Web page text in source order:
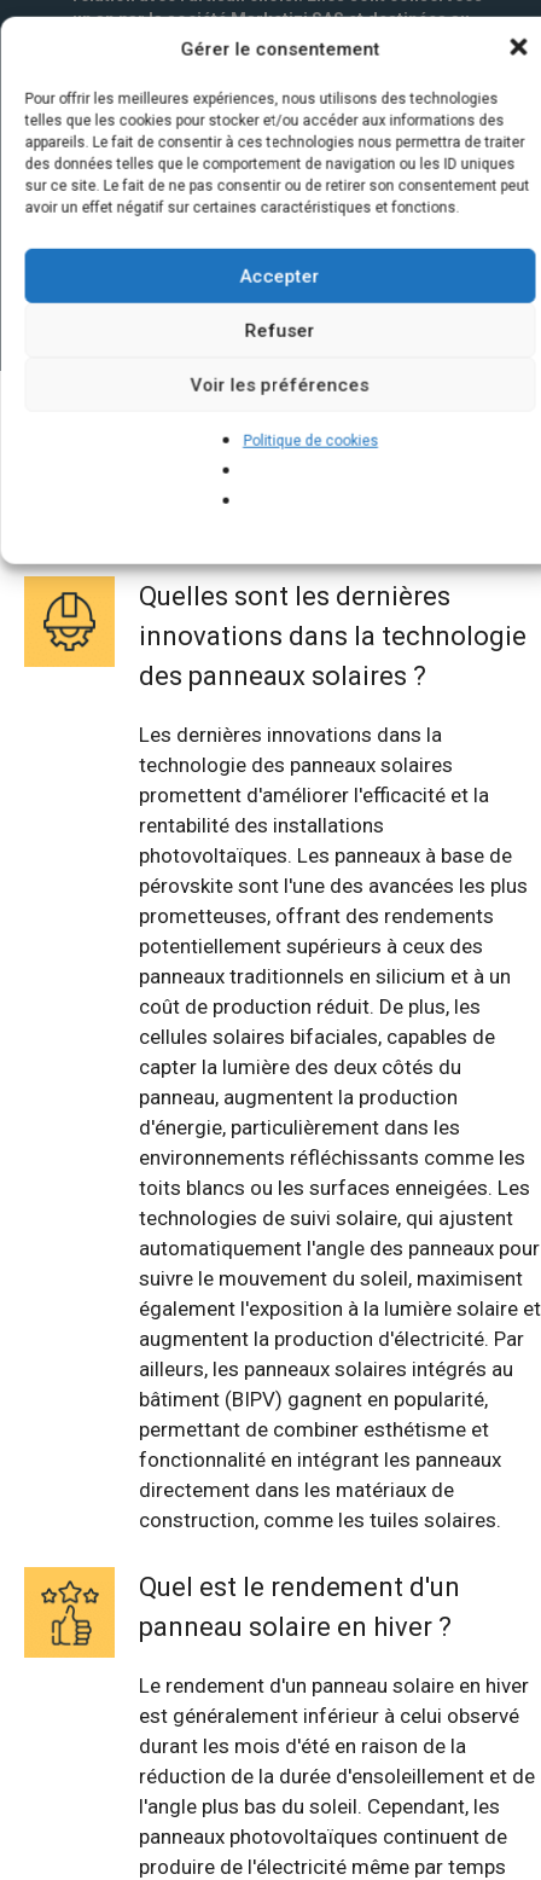
Gérer le consentement
Pour offrir les meilleures expériences, nous utilisons des technologies
telles que les cookies pour stocker et/ou accéder aux informations des
appareils. Le fait de consentir à ces technologies nous permettra de traiter
des données telles que le comportement de navigation ou les ID uniques
sur ce site. Le fait de ne pas consentir ou de retirer son consentement peut
avoir un effet négatif sur certaines caractéristiques et fonctions.
Accepter
Refuser
Voir les préférences
Politique de cookies
un an par la société Marketizi SAS et destinées au
service commercial.*
Quelques infos sur nos centrales
solaires : questions et réponses
Quelles sont les dernières
innovations dans la technologie
des panneaux solaires ?
Les dernières innovations dans la
technologie des panneaux solaires
promettent d'améliorer l'efficacité et la
rentabilité des installations
photovoltaïques. Les panneaux à base de
pérovskite sont l'une des avancées les plus
prometteuses, offrant des rendements
potentiellement supérieurs à ceux des
panneaux traditionnels en silicium et à un
coût de production réduit. De plus, les
cellules solaires bifaciales, capables de
capter la lumière des deux côtés du
panneau, augmentent la production
d'énergie, particulièrement dans les
environnements réfléchissants comme les
toits blancs ou les surfaces enneigées. Les
technologies de suivi solaire, qui ajustent
automatiquement l'angle des panneaux pour
suivre le mouvement du soleil, maximisent
également l'exposition à la lumière solaire et
augmentent la production d'électricité. Par
ailleurs, les panneaux solaires intégrés au
bâtiment (BIPV) gagnent en popularité,
permettant de combiner esthétisme et
fonctionnalité en intégrant les panneaux
directement dans les matériaux de
construction, comme les tuiles solaires.
Quel est le rendement d'un
panneau solaire en hiver ?
Le rendement d'un panneau solaire en hiver
est généralement inférieur à celui observé
durant les mois d'été en raison de la
réduction de la durée d'ensoleillement et de
l'angle plus bas du soleil. Cependant, les
panneaux photovoltaïques continuent de
produire de l'électricité même par temps